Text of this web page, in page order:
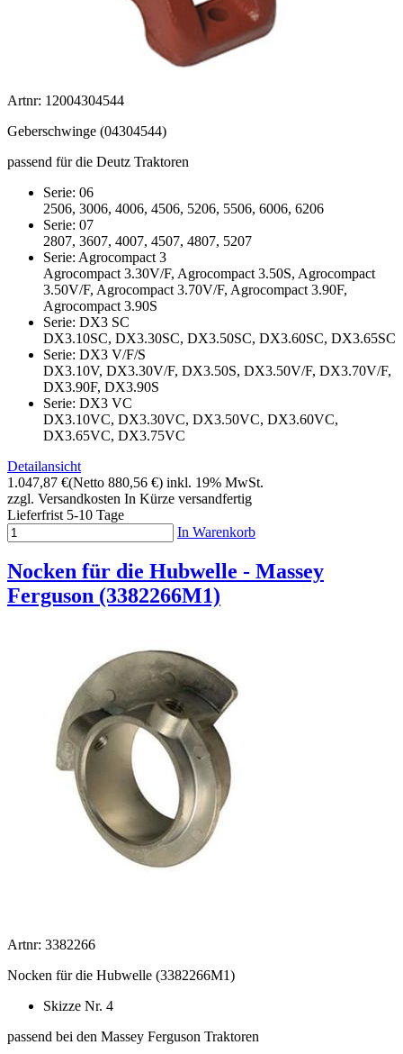
Artnr: 12004304544
Geberschwinge (04304544)
passend für die Deutz Traktoren
Serie: 06
2506, 3006, 4006, 4506, 5206, 5506, 6006, 6206
Serie: 07
2807, 3607, 4007, 4507, 4807, 5207
Serie: Agrocompact 3
Agrocompact 3.30V/F, Agrocompact 3.50S, Agrocompact
3.50V/F, Agrocompact 3.70V/F, Agrocompact 3.90F,
Agrocompact 3.90S
Serie: DX3 SC
DX3.10SC, DX3.30SC, DX3.50SC, DX3.60SC, DX3.65SC
Serie: DX3 V/F/S
DX3.10V, DX3.30V/F, DX3.50S, DX3.50V/F, DX3.70V/F,
DX3.90F, DX3.90S
Serie: DX3 VC
DX3.10VC, DX3.30VC, DX3.50VC, DX3.60VC,
DX3.65VC, DX3.75VC
Detailansicht
1.047,87 €(Netto 880,56 €) inkl. 19% MwSt.
zzgl. Versandkosten In Kürze versandfertig
Lieferfrist 5-10 Tage
In Warenkorb
Nocken für die Hubwelle - Massey
Ferguson (3382266M1)
Artnr: 3382266
Nocken für die Hubwelle (3382266M1)
Skizze Nr. 4
passend bei den Massey Ferguson Traktoren